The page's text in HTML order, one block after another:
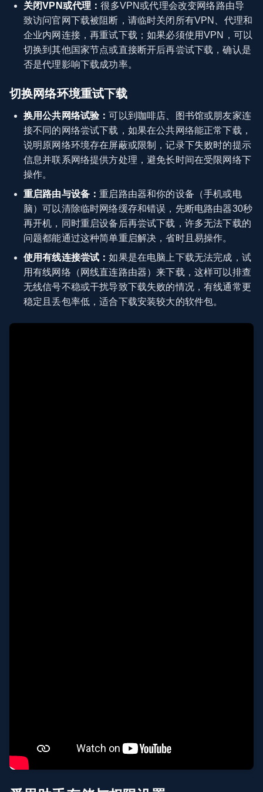
关闭VPN或代理：很多VPN或代理会改变网络路由导
致访问官网下载被阻断，请临时关闭所有VPN、代理和
企业内网连接，再重试下载；如果必须使用VPN，可以
切换到其他国家节点或直接断开后再尝试下载，确认是
否是代理影响下载成功率。
切换网络环境重试下载
换用公共网络试验：可以到咖啡店、图书馆或朋友家连
接不同的网络尝试下载，如果在公共网络能正常下载，
说明原网络环境存在屏蔽或限制，记录下失败时的提示
信息并联系网络提供方处理，避免长时间在受限网络下
操作。
重启路由与设备：重启路由器和你的设备（手机或电
脑）可以清除临时网络缓存和错误，先断电路由器30秒
再开机，同时重启设备后再尝试下载，许多无法下载的
问题都能通过这种简单重启解决，省时且易操作。
使用有线连接尝试：如果是在电脑上下载无法完成，试
用有线网络（网线直连路由器）来下载，这样可以排查
无线信号不稳或干扰导致下载失败的情况，有线通常更
稳定且丢包率低，适合下载安装较大的软件包。